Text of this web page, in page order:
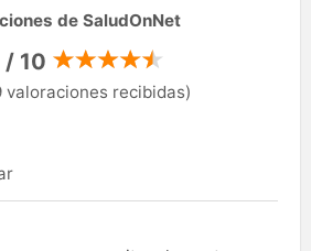
de SaludOnNet
/ 10
valoraciones recibidas)